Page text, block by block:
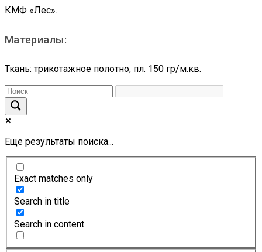
КМФ «Лес».
Материалы:
Ткань: трикотажное полотно, пл. 150 гр/м.кв.
Еще результаты поиска...
Exact matches only
Search in title
Search in content